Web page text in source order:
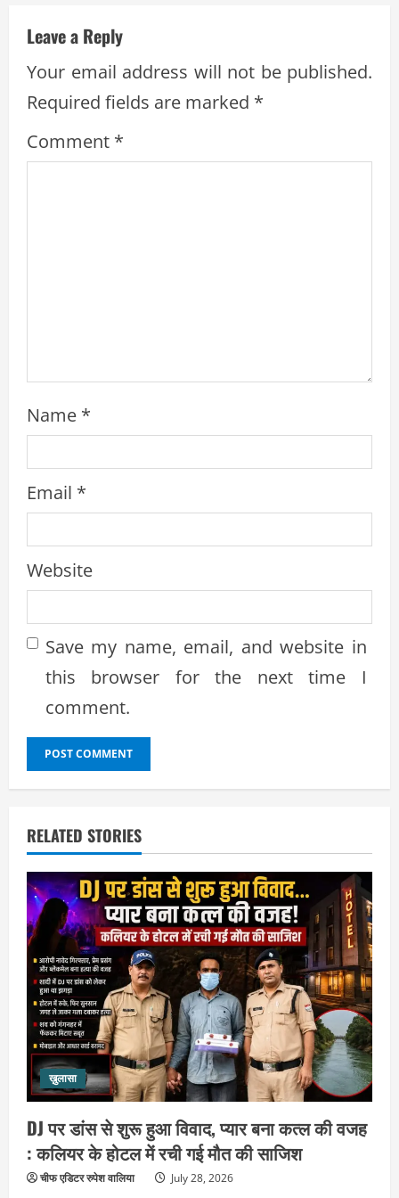
e
R
e
a
Leave a Reply
Your email address will not be published.
Required fields are marked *
Comment *
Name *
Email *
Website
Save my name, email, and website in
this browser for the next time I
comment.
RELATED STORIES
ख़ुलासा
DJ पर डांस से शुरू हुआ विवाद, प्यार बना कत्ल की वजह
: कलियर के होटल में रची गई मौत की साजिश
चीफ एडिटर रुपेश वालिया July 28, 2026